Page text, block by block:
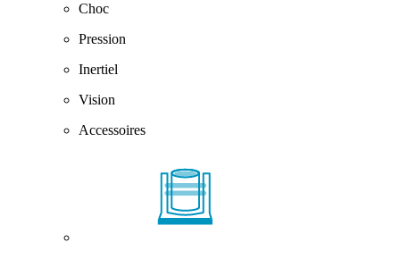
Choc
Pression
Inertiel
Vision
Accessoires